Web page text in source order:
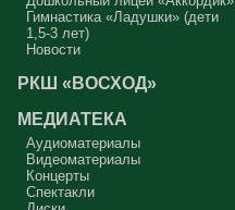
Гимнастика «Ладушки» (дети
1,5-3 лет)
Новости
РКШ «ВОСХОД»
МЕДИАТЕКА
Аудиоматериалы
Видеоматериалы
Концерты
Спектакли